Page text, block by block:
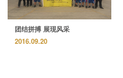
团结拼搏 展现风采
2016.09.20